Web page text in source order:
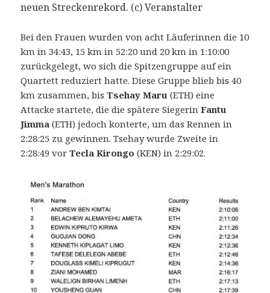
neuen Streckenrekord. (c) Veranstalter
Bei den Frauen wurden von acht Läuferinnen die 10
km in 34:43, 15 km in 52:20 und 20 km in 1:10:00
zurückgelegt, wo sich die Spitzengruppe auf ein
Quartett reduziert hatte. Diese Gruppe blieb bis 40
km zusammen, bisTsehay Maru (ETH) eine
Attacke startete, die die spätere Siegerin Fantu
Jimma (ETH) jedoch konterte, um das Rennen in
2:28:25 zu gewinnen. Tsehay wurde Zweite in
2:28:49 vorTecla Kirongo (KEN) in 2:29:02.